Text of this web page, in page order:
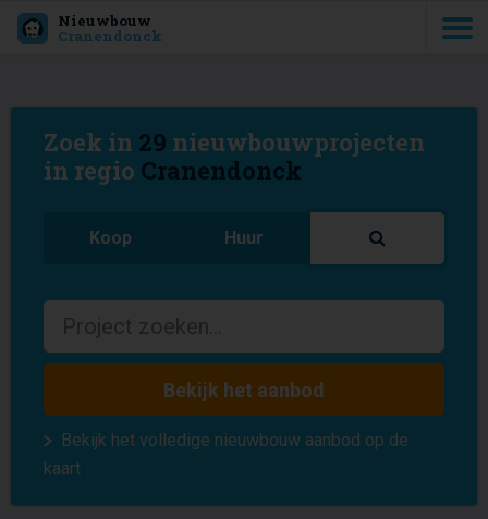
Nieuwbouw
Cranendonck
Zoek in 29 nieuwbouwprojecten
in regio Cranendonck
Koop Huur
Bekijk het aanbod
Bekijk het volledige nieuwbouw aanbod op de
kaart